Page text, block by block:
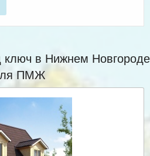
в Нижнем Новгороде
ПМЖ